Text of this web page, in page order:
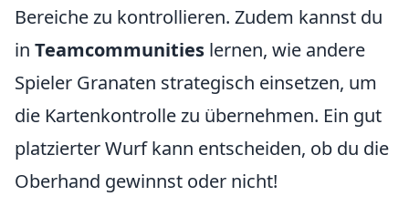
Bereiche zu kontrollieren. Zudem kannst du
in Teamcommunities lernen, wie andere
Spieler Granaten strategisch einsetzen, um
die Kartenkontrolle zu übernehmen. Ein gut
platzierter Wurf kann entscheiden, ob du die
Oberhand gewinnst oder nicht!